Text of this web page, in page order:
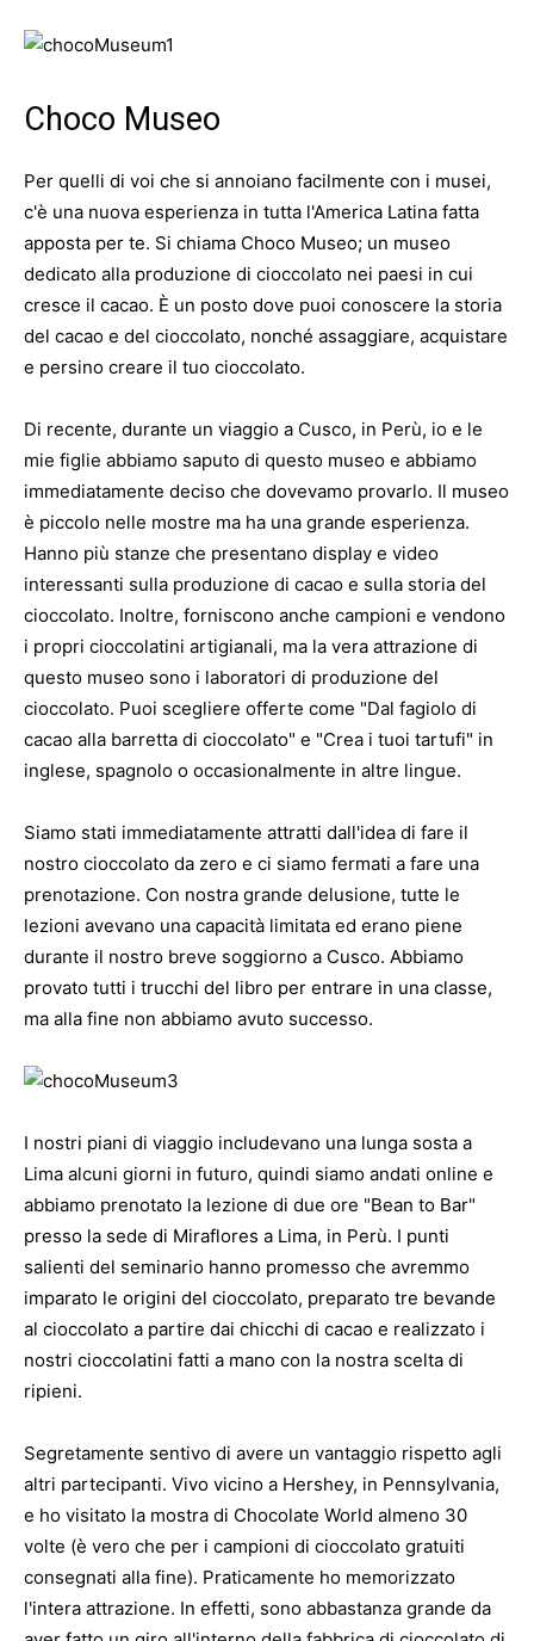
Choco Museo
Per quelli di voi che si annoiano facilmente con i musei,
c'è una nuova esperienza in tutta l'America Latina fatta
apposta per te. Si chiama Choco Museo; un museo
dedicato alla produzione di cioccolato nei paesi in cui
cresce il cacao. È un posto dove puoi conoscere la storia
del cacao e del cioccolato, nonché assaggiare, acquistare
e persino creare il tuo cioccolato.
Di recente, durante un viaggio a Cusco, in Perù, io e le
mie figlie abbiamo saputo di questo museo e abbiamo
immediatamente deciso che dovevamo provarlo. Il museo
è piccolo nelle mostre ma ha una grande esperienza.
Hanno più stanze che presentano display e video
interessanti sulla produzione di cacao e sulla storia del
cioccolato. Inoltre, forniscono anche campioni e vendono
i propri cioccolatini artigianali, ma la vera attrazione di
questo museo sono i laboratori di produzione del
cioccolato. Puoi scegliere offerte come "Dal fagiolo di
cacao alla barretta di cioccolato" e "Crea i tuoi tartufi" in
inglese, spagnolo o occasionalmente in altre lingue.
Siamo stati immediatamente attratti dall'idea di fare il
nostro cioccolato da zero e ci siamo fermati a fare una
prenotazione. Con nostra grande delusione, tutte le
lezioni avevano una capacità limitata ed erano piene
durante il nostro breve soggiorno a Cusco. Abbiamo
provato tutti i trucchi del libro per entrare in una classe,
ma alla fine non abbiamo avuto successo.
I nostri piani di viaggio includevano una lunga sosta a
Lima alcuni giorni in futuro, quindi siamo andati online e
abbiamo prenotato la lezione di due ore "Bean to Bar"
presso la sede di Miraflores a Lima, in Perù. I punti
salienti del seminario hanno promesso che avremmo
imparato le origini del cioccolato, preparato tre bevande
al cioccolato a partire dai chicchi di cacao e realizzato i
nostri cioccolatini fatti a mano con la nostra scelta di
ripieni.
Segretamente sentivo di avere un vantaggio rispetto agli
altri partecipanti. Vivo vicino a Hershey, in Pennsylvania,
e ho visitato la mostra di Chocolate World almeno 30
volte (è vero che per i campioni di cioccolato gratuiti
consegnati alla fine). Praticamente ho memorizzato
l'intera attrazione. In effetti, sono abbastanza grande da